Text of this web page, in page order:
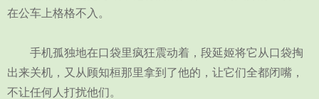
在公车上格格不入。
手机孤独地在口袋里疯狂震动着，段延姬将它从口袋掏
出来关机，又从顾知桓那里拿到了他的，让它们全都闭嘴，
不让任何人打扰他们。